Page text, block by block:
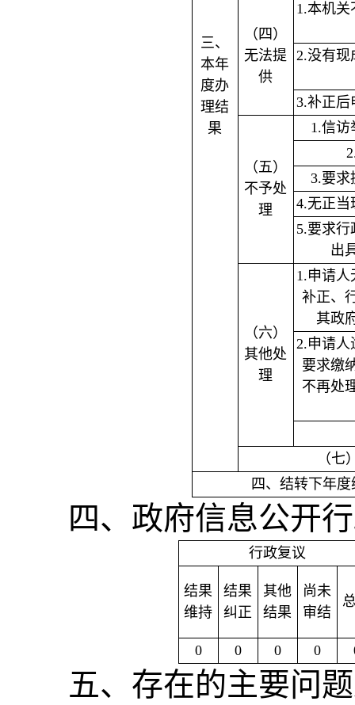
三、
本年
度办
理结
果
（四）
无法提
供
1.本机
2.没有现
3.补正后
（五）
不予处
理
1.信访
3.要求
4.无正当
5.要求
出
（六）
其他处
理
1.申请
补正、
其政
2.申请人
要求缴
不再处
（七
四、结转下年
四、政府信息公开
行政复议
结果
维持
结果
纠正
其他
结果
尚未
审结
0 0 0 0
五、存在的主要问